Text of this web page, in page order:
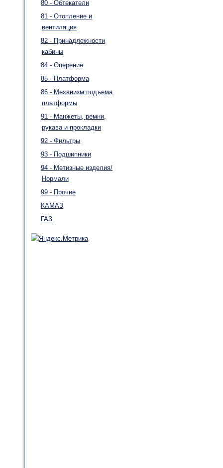
80 - Обтекатели
81 - Отопление и
вентиляция
82 - Принадлежности
кабины
84 - Оперение
85 - Платформа
86 - Механизм подъема
платформы
91 - Манжеты, ремни,
рукава и прокладки
92 - Фильтры
93 - Подшипники
94 - Метизные изделия/
Нормали
99 - Прочие
КАМАЗ
ГАЗ